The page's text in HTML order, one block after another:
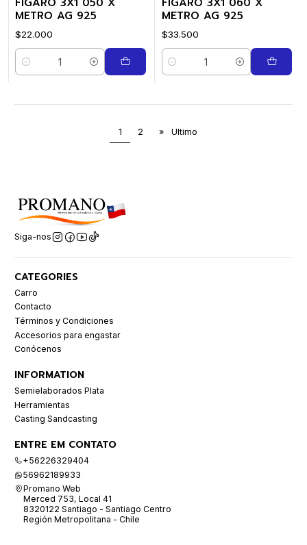
METRO AG 925
$22.000
Quantidade
METRO AG 925
$33.500
Quantidade
1 2 » Ultimo
Siga-nos
CATEGORIES
Carro
Contacto
Términos y Condiciones
Accesorios para engastar
Conócenos
INFORMATION
Semielaborados Plata
Herramientas
Casting Sandcasting
ENTRE EM CONTATO
+56226329404
56962189933
Promano Web
Merced 753, Local 41
8320122 Santiago - Santiago Centro
Región Metropolitana - Chile